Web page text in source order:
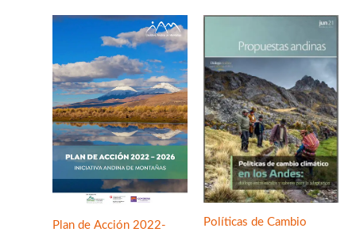
Plan de Acción 2022-
Políticas de Cambio